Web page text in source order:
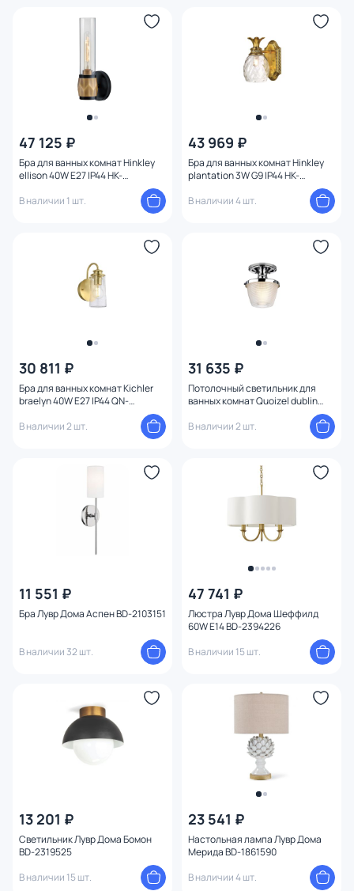
47 125 ₽
Бра для ванных комнат Hinkley
ellison 40W E27 IP44 HK-
В наличии 1 шт.
43 969 ₽
Бра для ванных комнат Hinkley
plantation 3W G9 IP44 HK-
В наличии 4 шт.
30 811 ₽
Бра для ванных комнат Kichler
braelyn 40W E27 IP44 QN-
В наличии 2 шт.
31 635 ₽
Потолочный светильник для
ванных комнат Quoizel dublin
40W G9 IP44 QZ-DUBLIN-SF-PC
В наличии 2 шт.
11 551 ₽
Бра Лувр Дома Аспен BD-2103151
В наличии 32 шт.
47 741 ₽
Люстра Лувр Дома Шеффилд
60W E14 BD-2394226
В наличии 15 шт.
13 201 ₽
Светильник Лувр Дома Бомон
BD-2319525
В наличии 15 шт.
23 541 ₽
Настольная лампа Лувр Дома
Мерида BD-1861590
В наличии 4 шт.